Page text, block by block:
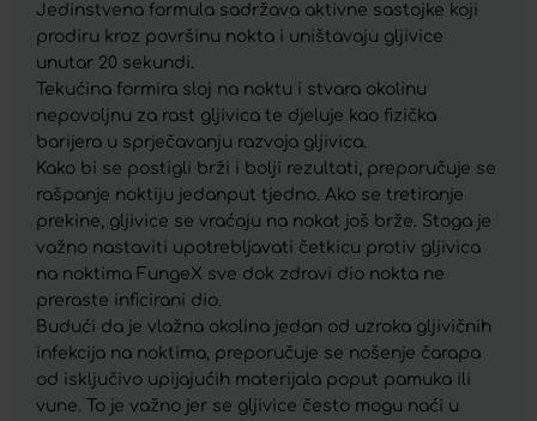
Jedinstvena formula sadržava aktivne sastojke koji
prodiru kroz površinu nokta i uništavaju gljivice
unutar 20 sekundi.
Tekućina formira sloj na noktu i stvara okolinu
nepovoljnu za rast gljivica te djeluje kao fizička
barijera u sprječavanju razvoja gljivica.
Kako bi se postigli brži i bolji rezultati, preporučuje se
rašpanje noktiju jedanput tjedno. Ako se tretiranje
prekine, gljivice se vraćaju na nokat još brže. Stoga je
važno nastaviti upotrebljavati četkicu protiv gljivica
na noktima FungeX sve dok zdravi dio nokta ne
preraste inficirani dio.
Budući da je vlažna okolina jedan od uzroka gljivičnih
infekcija na noktima, preporučuje se nošenje čarapa
od isključivo upijajućih materijala poput pamuka ili
vune. To je važno jer se gljivice često mogu naći u